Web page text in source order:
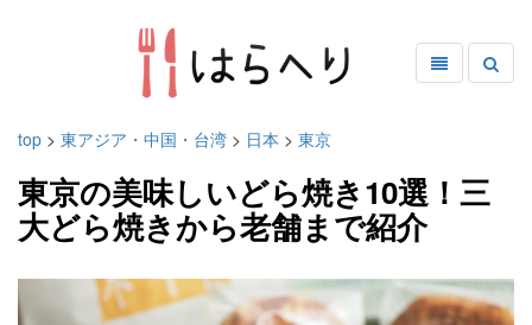
top > 東アジア・中国・台湾 > 日本 > 東京
東京の美味しいどら焼き10選！三
大どら焼きから老舗まで紹介